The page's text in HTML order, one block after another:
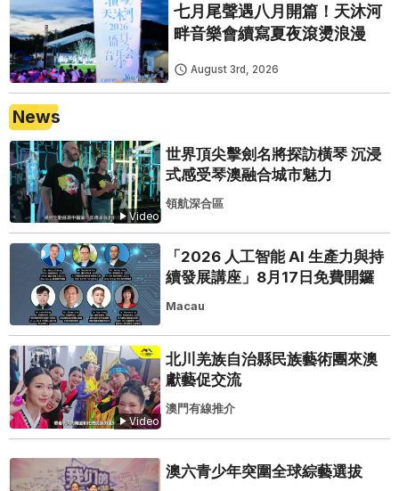
七月尾聲遇八月開篇！天沐河
畔音樂會續寫夏夜滾燙浪漫
August 3rd, 2026
News
Video
世界頂尖擊劍名將探訪橫琴 沉浸
式感受琴澳融合城市魅力
領航深合區
「2026 人工智能 AI 生產力與持
續發展講座」8月17日免費開鑼
Macau
Video
北川羌族自治縣民族藝術團來澳
獻藝促交流
澳門有線推介
澳六青少年突圍全球綜藝選拔